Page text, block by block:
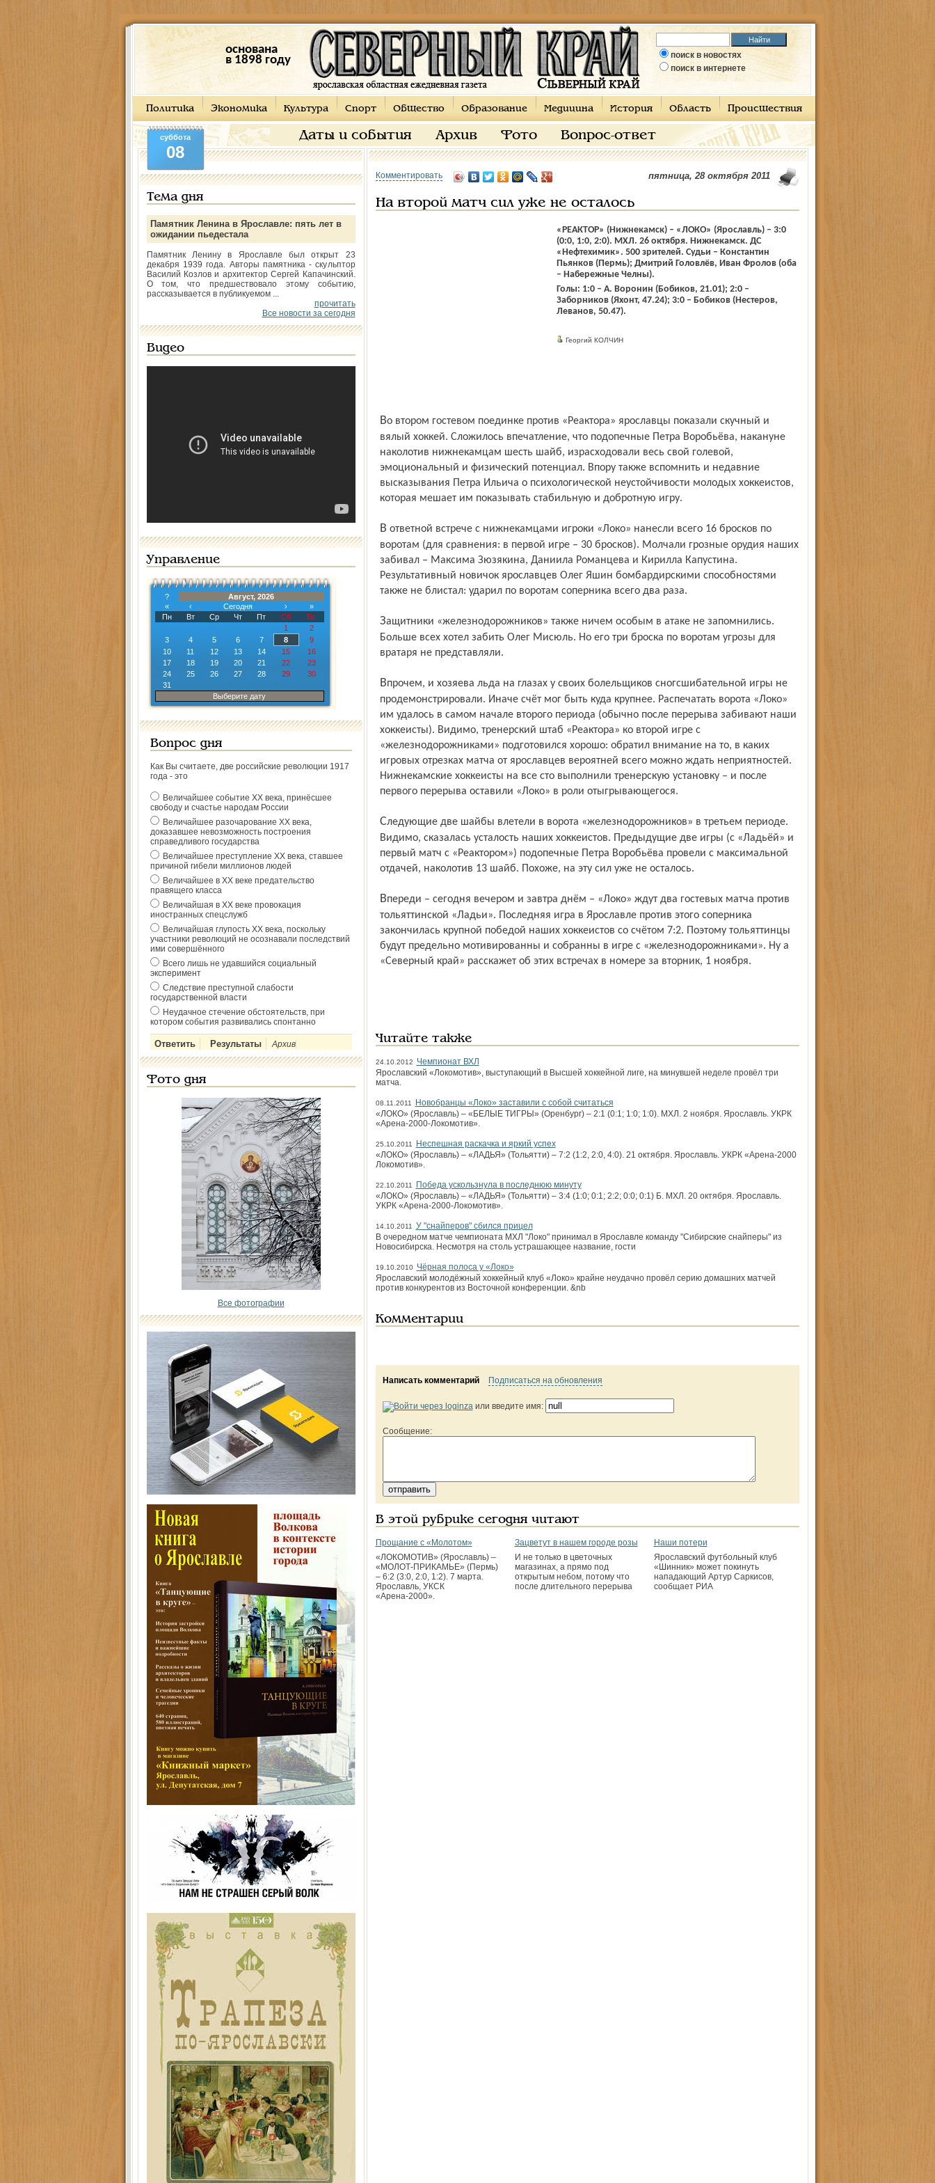
основана
в 1898 году
поиск в новостях
поиск в интернете
Политика Экономика Культура Спорт Общество Образование Медицина История Область Происшествия
Даты и события Архив Фото Вопрос-ответ
суббота
08
Тема дня
Памятник Ленина в Ярославле: пять лет в
ожидании пьедестала
Памятник Ленину в Ярославле был открыт 23
декабря 1939 года. Авторы памятника - скульптор
Василий Козлов и архитектор Сергей Капачинский.
О том, что предшествовало этому событию,
рассказывается в публикуемом ...
прочитать
Все новости за сегодня
Видео
Управление
?
Август, 2026
«
‹ Сегодня ›
»
Пн
Вт Ср Чт Пт Сб
Вс
1
2
3
4 5 6 7 8
9
10
11 12 13 14 15
16
17
18 19 20 21 22
23
24
25 26 27 28 29
30
31
Выберите дату
Вопрос дня
Как Вы считаете, две российские революции 1917
года - это
Величайшее событие ХХ века, принёсшее
свободу и счастье народам России
Величайшее разочарование ХХ века,
доказавшее невозможность построения
справедливого государства
Величайшее преступление ХХ века, ставшее
причиной гибели миллионов людей
Величайшее в ХХ веке предательство
правящего класса
Величайшая в ХХ веке провокация
иностранных спецслужб
Величайшая глупость ХХ века, поскольку
участники революций не осознавали последствий
ими совершённого
Всего лишь не удавшийся социальный
эксперимент
Следствие преступной слабости
государственной власти
Неудачное стечение обстоятельств, при
котором события развивались спонтанно
Архив
Фото дня
Все фотографии
Комментировать пятница, 28 октября 2011
На второй матч сил уже не осталось
«РЕАКТОР» (Нижнекамск) – «ЛОКО» (Ярославль) – 3:0
(0:0, 1:0, 2:0). МХЛ. 26 октября. Нижнекамск. ДС
«Нефтехимик». 500 зрителей. Судьи – Константин
Пьянков (Пермь); Дмитрий Головлёв, Иван Фролов (оба
– Набережные Челны).
Голы: 1:0 – А. Воронин (Бобиков, 21.01); 2:0 –
Заборников (Яхонт, 47.24); 3:0 – Бобиков (Нестеров,
Леванов, 50.47).
Георгий КОЛЧИН
Во втором гостевом поединке против «Реактора» ярославцы показали скучный и
вялый хоккей. Сложилось впечатление, что подопечные Петра Воробьёва, накануне
наколотив нижнекамцам шесть шайб, израсходовали весь свой голевой,
эмоциональный и физический потенциал. Впору также вспомнить и недавние
высказывания Петра Ильича о психологической неустойчивости молодых хоккеистов,
которая мешает им показывать стабильную и добротную игру.
В ответной встрече с нижнекамцами игроки «Локо» нанесли всего 16 бросков по
воротам (для сравнения: в первой игре – 30 бросков). Молчали грозные орудия наших
забивал – Максима Зюзякина, Даниила Романцева и Кирилла Капустина.
Результативный новичок ярославцев Олег Яшин бомбардирскими способностями
также не блистал: ударил по воротам соперника всего два раза.
Защитники «железнодорожников» также ничем особым в атаке не запомнились.
Больше всех хотел забить Олег Мисюль. Но его три броска по воротам угрозы для
вратаря не представляли.
Впрочем, и хозяева льда на глазах у своих болельщиков сногсшибательной игры не
продемонстрировали. Иначе счёт мог быть куда крупнее. Распечатать ворота «Локо»
им удалось в самом начале второго периода (обычно после перерыва забивают наши
хоккеисты). Видимо, тренерский штаб «Реактора» ко второй игре с
«железнодорожниками» подготовился хорошо: обратил внимание на то, в каких
игровых отрезках матча от ярославцев вероятней всего можно ждать неприятностей.
Нижнекамские хоккеисты на все сто выполнили тренерскую установку – и после
первого перерыва оставили «Локо» в роли отыгрывающегося.
Следующие две шайбы влетели в ворота «железнодорожников» в третьем периоде.
Видимо, сказалась усталость наших хоккеистов. Предыдущие две игры (с «Ладьёй» и
первый матч с «Реактором») подопечные Петра Воробьёва провели с максимальной
отдачей, наколотив 13 шайб. Похоже, на эту сил уже не осталось.
Впереди – сегодня вечером и завтра днём – «Локо» ждут два гостевых матча против
тольяттинской «Ладьи». Последняя игра в Ярославле против этого соперника
закончилась крупной победой наших хоккеистов со счётом 7:2. Поэтому тольяттинцы
будут предельно мотивированны и собранны в игре с «железнодорожниками». Ну а
«Северный край» расскажет об этих встречах в номере за вторник, 1 ноября.
Читайте также
24.10.2012
Чемпионат ВХЛ
Ярославский «Локомотив», выступающий в Высшей хоккейной лиге, на минувшей неделе провёл три
матча.
08.11.2011
Новобранцы «Локо» заставили с собой считаться
«ЛОКО» (Ярославль) – «БЕЛЫЕ ТИГРЫ» (Оренбург) – 2:1 (0:1; 1:0; 1:0). МХЛ. 2 ноября. Ярославль. УКРК
«Арена-2000-Локомотив».
25.10.2011
Неспешная раскачка и яркий успех
«ЛОКО» (Ярославль) – «ЛАДЬЯ» (Тольятти) – 7:2 (1:2, 2:0, 4:0). 21 октября. Ярославль. УКРК «Арена-2000
Локомотив».
22.10.2011
Победа ускользнула в последнюю минуту
«ЛОКО» (Ярославль) – «ЛАДЬЯ» (Тольятти) – 3:4 (1:0; 0:1; 2:2; 0:0; 0:1) Б. МХЛ. 20 октября. Ярославль.
УКРК «Арена-2000-Локомотив».
14.10.2011
У "снайперов" сбился прицел
В очередном матче чемпионата МХЛ "Локо" принимал в Ярославле команду "Сибирские снайперы" из
Новосибирска. Несмотря на столь устрашающее название, гости
19.10.2010 Чёрная полоса у «Локо»
Ярославский молодёжный хоккейный клуб «Локо» крайне неудачно провёл серию домашних матчей
против конкурентов из Восточной конференции. &nb
Комментарии
Написать комментарий Подписаться на обновления
или введите имя:
Сообщение:
В этой рубрике сегодня читают
Прощание с «Молотом»
«ЛОКОМОТИВ» (Ярославль) –
«МОЛОТ-ПРИКАМЬЕ» (Пермь)
– 6:2 (3:0, 2:0, 1:2). 7 марта.
Ярославль, УКСК
«Арена-2000».
Зацветут в нашем городе розы
И не только в цветочных
магазинах, а прямо под
открытым небом, потому что
после длительного перерыва
Наши потери
Ярославский футбольный клуб
«Шинник» может покинуть
нападающий Артур Саркисов,
сообщает РИА